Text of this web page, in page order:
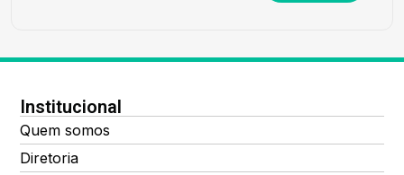
Institucional
Quem somos
Diretoria